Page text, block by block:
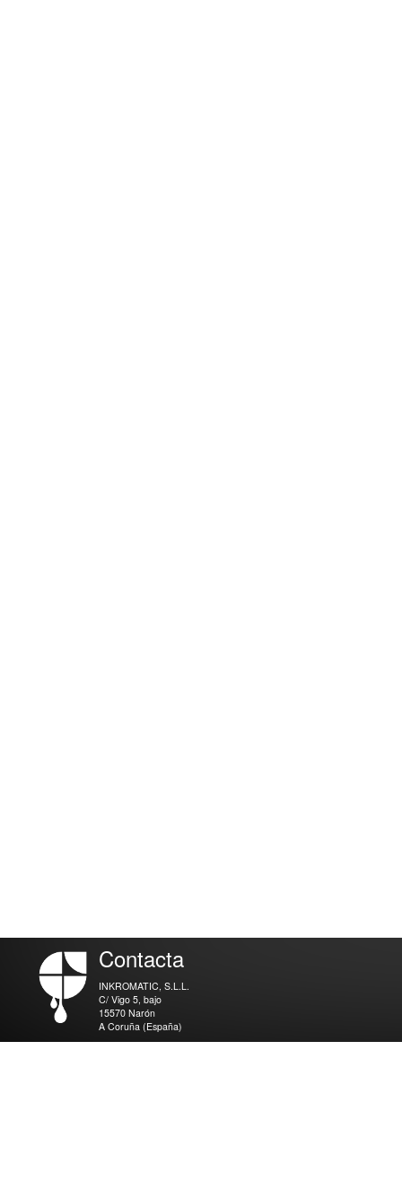
Contacta
INKROMATIC, S.L.L.
C/ Vigo 5, bajo
15570 Narón
A Coruña (España)